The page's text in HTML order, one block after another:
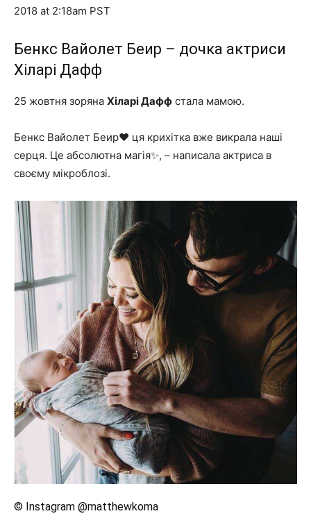
2018 at 2:18am PST
Бенкс Вайолет Беир – дочка актриси
Хіларі Дафф
25 жовтня зоряна Хіларі Дафф стала мамою.
Бенкс Вайолет Беир❤️ ця крихітка вже викрала наші
серця. Це абсолютна магія✨, – написала актриса в
своєму мікроблозі.
© Instagram @matthewkoma